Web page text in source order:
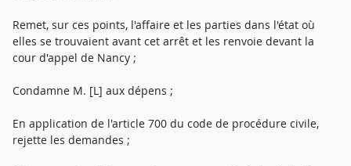
Remet, sur ces points, l'affaire et les parties dans l'état où
elles se trouvaient avant cet arrêt et les renvoie devant la
cour d'appel de Nancy ;
Condamne M. [L] aux dépens ;
En application de l'article 700 du code de procédure civile,
rejette les demandes ;